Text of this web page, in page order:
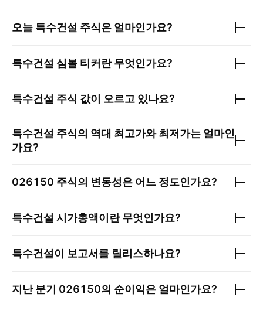
오늘 특수건설 주식은 얼마인가요?
특수건설 심볼 티커란 무엇인가요?
특수건설 주식 값이 오르고 있나요?
특수건설 주식의 역대 최고가와 최저가는 얼마인
가요?
026150 주식의 변동성은 어느 정도인가요?
특수건설 시가총액이란 무엇인가요?
특수건설 이 보고서를 릴리스하나요?
지난 분기 026150의 순이익은 얼마인가요?